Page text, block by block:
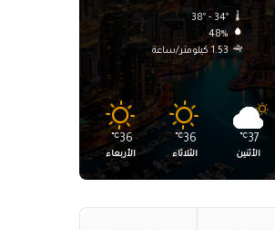
38º - 34º
48%
1.53 كيلومتر/ساعة
37
℃
الأثنين
36
℃
الثلاثاء
36
℃
الأربعاء